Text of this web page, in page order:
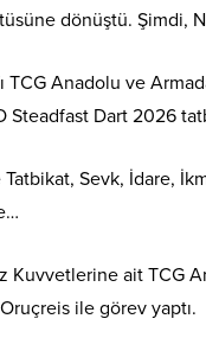
dönüştü. Şimdi,
TCG Anadolu ve
Steadfast Dart 2026
Sevk, İdare,
ait TCG
ile görev yaptı.